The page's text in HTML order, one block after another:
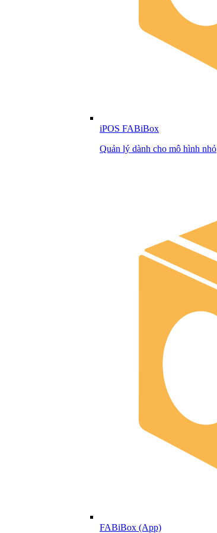
iPOS FABiBox
Quản lý dành cho mô hình nhỏ
FABiBox (App)